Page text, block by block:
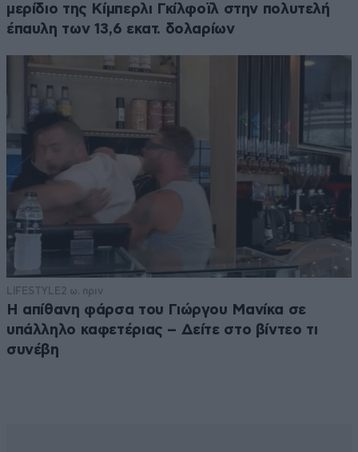
μερίδιο της Κίμπερλι Γκίλφοϊλ στην πολυτελή
έπαυλη των 13,6 εκατ. δολαρίων
LIFESTYLE2 ω. πριν
Η απίθανη φάρσα του Γιώργου Μανίκα σε
υπάλληλο καφετέριας – Δείτε στο βίντεο τι
συνέβη